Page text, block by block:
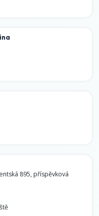
895, příspěvková